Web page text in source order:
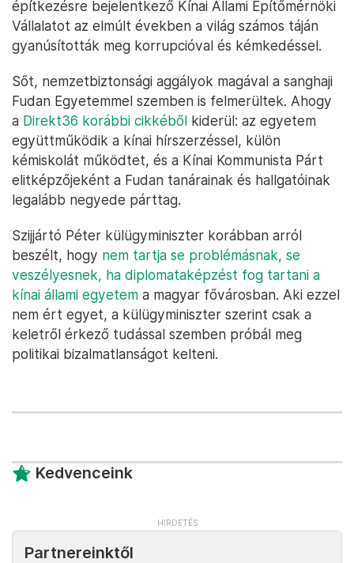
építkezésre bejelentkező Kínai Állami Építőmérnöki
Vállalatot az elmúlt években a világ számos táján
gyanúsították meg korrupcióval és kémkedéssel.
Sőt, nemzetbiztonsági aggályok magával a sanghaji
Fudan Egyetemmel szemben is felmerültek. Ahogy
a Direkt36 korábbi cikkéből kiderül: az egyetem
együttműködik a kínai hírszerzéssel, külön
kémiskolát működtet, és a Kínai Kommunista Párt
elitképzőjeként a Fudan tanárainak és hallgatóinak
legalább negyede párttag.
Szijjártó Péter külügyminiszter korábban arról
beszélt, hogy nem tartja se problémásnak, se
veszélyesnek, ha diplomataképzést fog tartani a
kínai állami egyetem a magyar fővárosban. Aki ezzel
nem ért egyet, a külügyminiszter szerint csak a
keletről érkező tudással szemben próbál meg
politikai bizalmatlanságot kelteni.
Kedvenceink
Partnereinktől